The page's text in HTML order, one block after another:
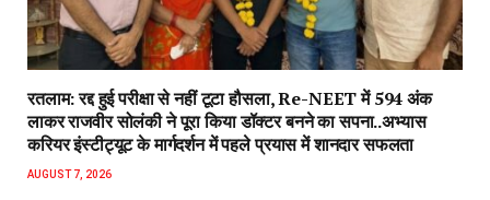
रतलाम: रद्द हुई परीक्षा से नहीं टूटा हौसला, Re-NEET में 594 अंक
लाकर राजवीर सोलंकी ने पूरा किया डॉक्टर बनने का सपना..अभ्यास
करियर इंस्टीट्यूट के मार्गदर्शन में पहले प्रयास में शानदार सफलता
AUGUST 7, 2026